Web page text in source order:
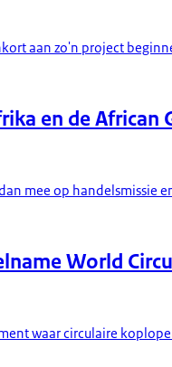
aan zo'n project
en de African
mee op handelsmissie
World
waar circulaire